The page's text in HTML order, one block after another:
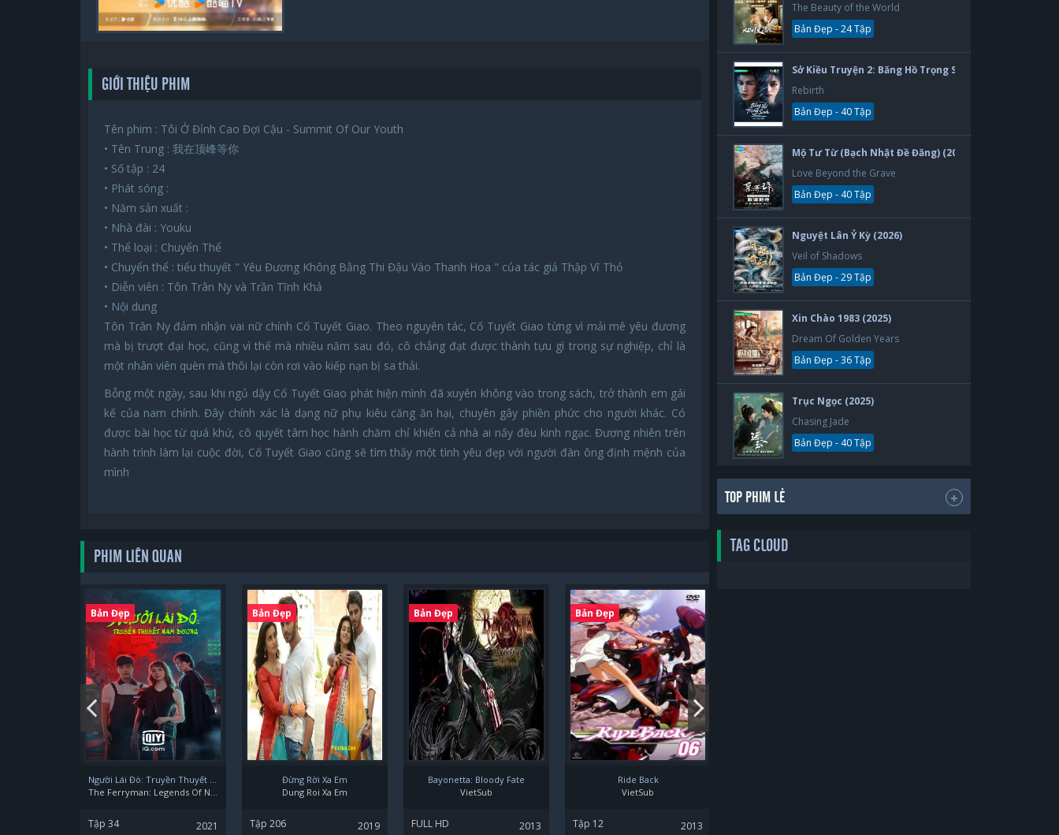
GIỚI THIỆU PHIM
Tên phim : Tôi Ở Đỉnh Cao Đợi Cậu - Summit Of Our Youth
• Tên Trung : 我在顶峰等你
• Số tập : 24
• Phát sóng :
• Năm sản xuất :
• Nhà đài : Youku
• Thể loại : Chuyển Thể
• Chuyển thể : tiểu thuyết " Yêu Đương Không Bằng Thi Đậu Vào Thanh Hoa " của tác giả Thập Vĩ Thỏ
• Diễn viên : Tôn Trân Ny và Trần Tĩnh Khả
• Nội dung
Tôn Trân Ny đảm nhận vai nữ chính Cố Tuyết Giao. Theo nguyên tác, Cố Tuyết Giao từng vì mải mê yêu đương
mà bị trượt đại học, cũng vì thế mà nhiều năm sau đó, cô chẳng đạt được thành tựu gì trong sự nghiệp, chỉ là
một nhân viên quèn mà thôi lại còn rơi vào kiếp nạn bị sa thải.
Bỗng một ngày, sau khi ngủ dậy Cố Tuyết Giao phát hiện mình đã xuyên không vào trong sách, trở thành em gái
kế của nam chính. Đây chính xác là dạng nữ phụ kiêu căng ăn hại, chuyên gây phiền phức cho người khác. Có
được bài học từ quá khứ, cô quyết tâm học hành chăm chỉ khiến cả nhà ai nấy đều kinh ngạc. Đương nhiên trên
hành trình làm lại cuộc đời, Cố Tuyết Giao cũng sẽ tìm thấy một tình yêu đẹp với người đàn ông định mệnh của
mình
PHIM LIÊN QUAN
Bản Đẹp
Tập 34 2021
Bản Đẹp
Đừng Rời Xa Em
Dung Roi Xa Em
Tập 206 2019
Bản Đẹp
Bayonetta: Bloody Fate
VietSub
FULL HD 2013
Bản Đẹp
Ride Back
VietSub
Tập 12 2013
The Beauty of the World
Bản Đẹp - 24 Tập
Sở Kiều Truyện 2: Băng Hồ Trọng Sinh (2026)
Rebirth
Bản Đẹp - 40 Tập
Mộ Tư Từ (Bạch Nhật Đề Đăng) (2026)
Love Beyond the Grave
Bản Đẹp - 40 Tập
Nguyệt Lân Ỷ Kỳ (2026)
Veil of Shadows
Bản Đẹp - 29 Tập
Xin Chào 1983 (2025)
Dream Of Golden Years
Bản Đẹp - 36 Tập
Trục Ngọc (2025)
Chasing Jade
Bản Đẹp - 40 Tập
TOP PHIM LẺ
TAG CLOUD